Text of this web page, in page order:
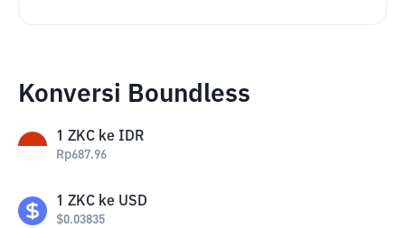
Konversi Boundless
1 ZKC ke IDR
Rp687.96
1 ZKC ke USD
$0.03835